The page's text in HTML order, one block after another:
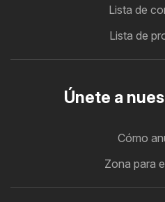
Lista de
Lista de
Únete a
Cómo
Zona para